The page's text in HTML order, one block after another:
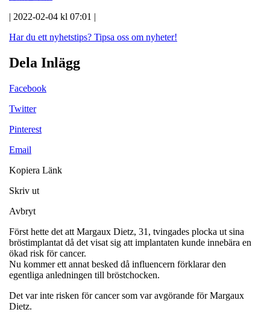
| 2022-02-04 kl 07:01 |
Har du ett nyhetstips? Tipsa oss om nyheter!
Dela Inlägg
Facebook
Twitter
Pinterest
Email
Kopiera Länk
Skriv ut
Avbryt
Först hette det att Margaux Dietz, 31, tvingades plocka ut sina
bröstimplantat då det visat sig att implantaten kunde innebära en
ökad risk för cancer.
Nu kommer ett annat besked då influencern förklarar den
egentliga anledningen till bröstchocken.
Det var inte risken för cancer som var avgörande för Margaux
Dietz.